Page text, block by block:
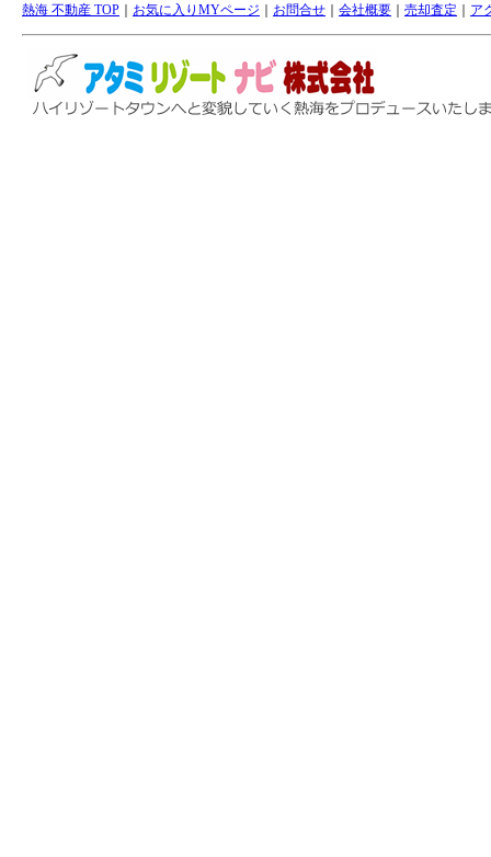
熱海 不動産 TOP お気に入りMYページ お問合せ 会社概要 売却査定 ア